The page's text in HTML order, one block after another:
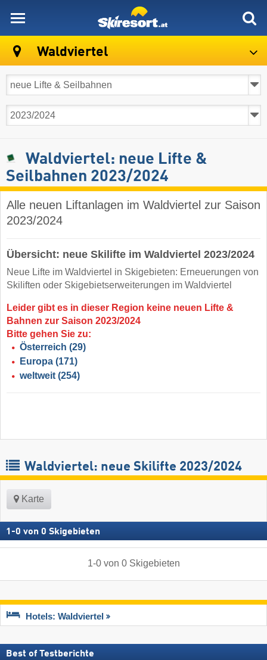
Waldviertel
Waldviertel: neue Lifte &
Seilbahnen 2023/2024
Alle neuen Liftanlagen im Waldviertel zur Saison
2023/2024
Übersicht: neue Skilifte im Waldviertel 2023/2024
Neue Lifte im Waldviertel in Skigebieten: Erneuerungen von
Skiliften oder Skigebietserweiterungen im Waldviertel
Leider gibt es in dieser Region keine neuen Lifte &
Bahnen zur Saison 2023/2024
Bitte gehen Sie zu:
Österreich (29)
Europa (171)
weltweit (254)
Waldviertel: neue Skilifte 2023/2024
Karte
1 -0 von 0 Skigebieten
1-0von 0 Skigebieten
Hotels: Waldviertel
Best of Testberichte